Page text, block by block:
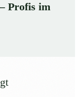
Profis im